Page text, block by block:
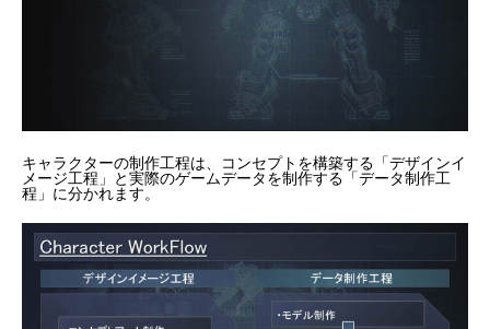
キャラクターの制作工程は、コンセプトを構築する「デザインイ
メージ工程」と実際のゲームデータを制作する「データ制作工
程」に分かれます。